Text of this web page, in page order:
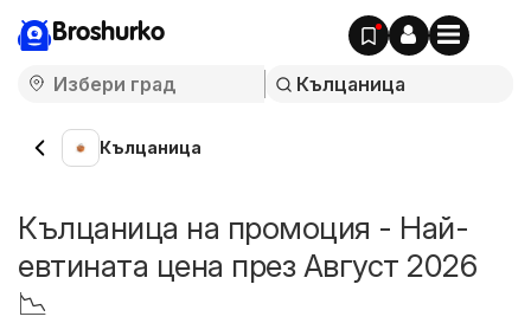
Broshurko
Кълцаница
Кълцаница на промоция - Най-
евтината цена през Август 2026
📉